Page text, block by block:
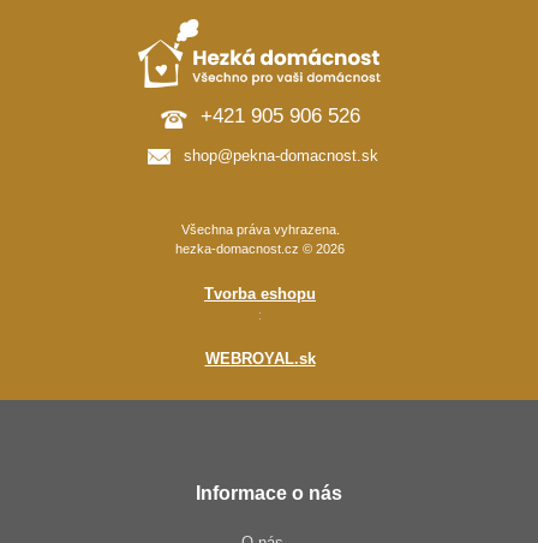
+421 905 906 526
shop@pekna-domacnost.sk
Všechna práva vyhrazena.
hezka-domacnost.cz © 2026
Tvorba eshopu
:
WEBROYAL.sk
Informace o nás